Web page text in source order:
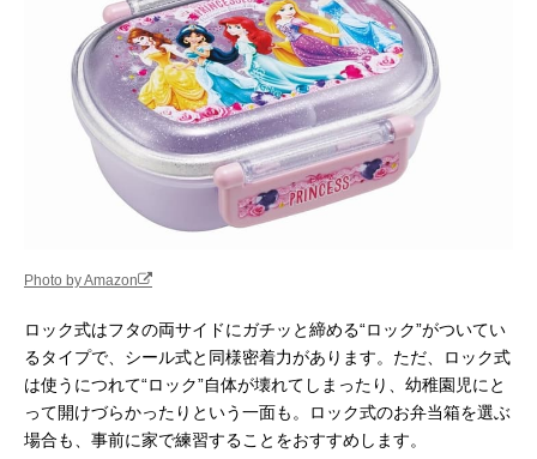
Photo by Amazon
ロック式はフタの両サイドにガチッと締める“ロック”がついてい
るタイプで、シール式と同様密着力があります。ただ、ロック式
は使うにつれて“ロック”自体が壊れてしまったり、幼稚園児にと
って開けづらかったりという一面も。ロック式のお弁当箱を選ぶ
場合も、事前に家で練習することをおすすめします。